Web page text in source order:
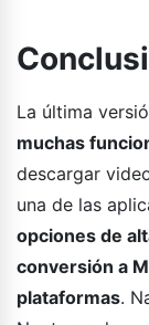
La última
muchas
descargar
una de las
opciones de
conversión a
plataformas.